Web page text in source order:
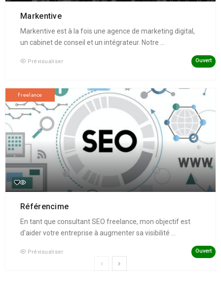
Markentive
Markentive est à la fois une agence de marketing digital,
un cabinet de conseil et un intégrateur. Notre ...
Prévisualiser Ouvert
Freelance
Référencime
En tant que consultant SEO freelance, mon objectif est
d'aider votre entreprise à augmenter sa visibilité ...
Prévisualiser Ouvert